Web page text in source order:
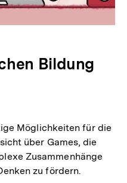
Bildung
Möglichkeiten für die
über Games, die
Zusammenhänge
zu fördern.